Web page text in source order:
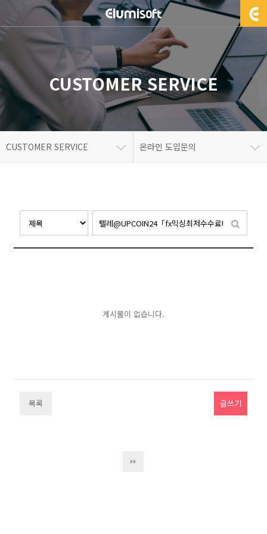
CUSTOMER SERVICE
CUSTOMER SERVICE 온라인 도입문의
게시물이 없습니다.
목록 글쓰기